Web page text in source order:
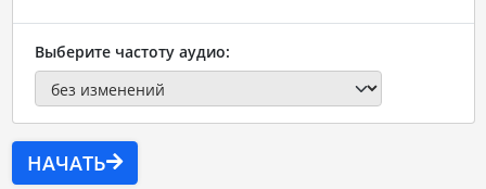
Выберите частоту аудио:
НАЧАТЬ